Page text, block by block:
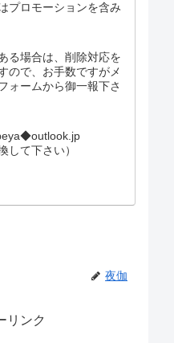
プロモーションを含み
る場合は、削除対応を
ので、お手数ですがメ
ォームから御一報下さ
して下さい）
夜伽
リンク